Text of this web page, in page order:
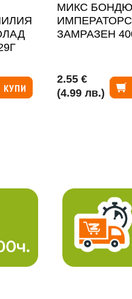
КУПИ
МИКС
ЗАМРАЗЕН
2.55 €
(4.99 лв.)